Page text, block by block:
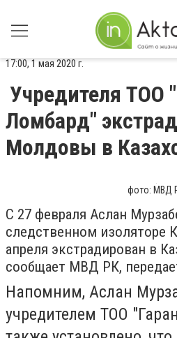
17:00, 1 мая 2020 г.
Учредителя ТОО
Ломбард"
Молдовы в
фото: МВД
С 27 февраля Аслан
следственном изоляторе
апреля экстрадирован в
сообщает МВД РК,
Напомним, Аслан
учредителем ТОО